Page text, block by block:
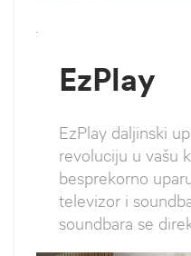
`
EzPlay
EzPlay daljinski
revoluciju u vašu
besprekorno
televizor i
soundbara se